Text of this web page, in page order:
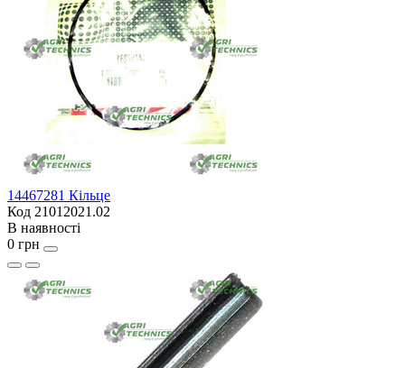
14467281 Кільце
Код 21012021.02
В наявності
0 грн